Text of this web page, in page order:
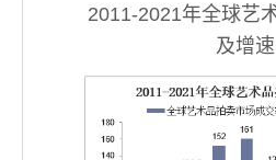
2011-2021年全球艺
及增速